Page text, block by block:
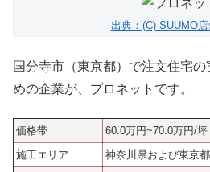
出典：(C) SUUMO
国分寺市（東京都）で注文住宅
めの企業が、プロネットです。
価格帯
60.0万円~70.0万円/坪
施工エリア
神奈川県および東京